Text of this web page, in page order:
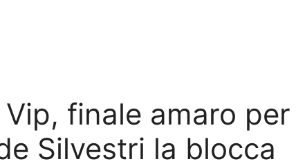
finale amaro per
Silvestri la blocca